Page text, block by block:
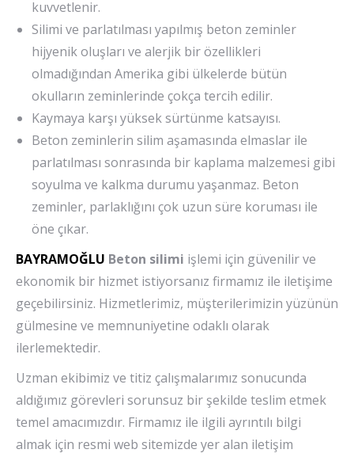
kuvvetlenir.
Silimi ve parlatılması yapılmış beton zeminler
hijyenik oluşları ve alerjik bir özellikleri
olmadığından Amerika gibi ülkelerde bütün
okulların zeminlerinde çokça tercih edilir.
Kaymaya karşı yüksek sürtünme katsayısı.
Beton zeminlerin silim aşamasında elmaslar ile
parlatılması sonrasında bir kaplama malzemesi gibi
soyulma ve kalkma durumu yaşanmaz. Beton
zeminler, parlaklığını çok uzun süre koruması ile
öne çıkar.
BAYRAMOĞLU Beton silimi işlemi için güvenilir ve
ekonomik bir hizmet istiyorsanız firmamız ile iletişime
geçebilirsiniz. Hizmetlerimiz, müşterilerimizin yüzünün
gülmesine ve memnuniyetine odaklı olarak
ilerlemektedir.
Uzman ekibimiz ve titiz çalışmalarımız sonucunda
aldığımız görevleri sorunsuz bir şekilde teslim etmek
temel amacımızdır. Firmamız ile ilgili ayrıntılı bilgi
almak için resmi web sitemizde yer alan iletişim